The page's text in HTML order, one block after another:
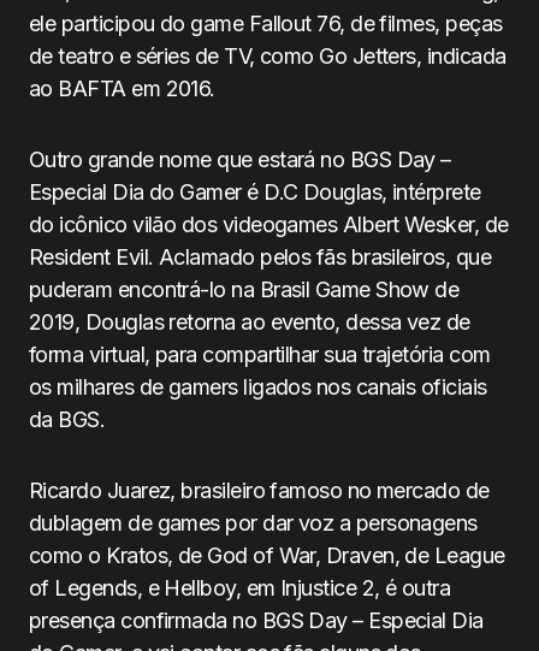
ele participou do game Fallout 76, de filmes, peças
de teatro e séries de TV, como Go Jetters, indicada
ao BAFTA em 2016.
Outro grande nome que estará no BGS Day –
Especial Dia do Gamer é D.C Douglas, intérprete
do icônico vilão dos videogames Albert Wesker, de
Resident Evil. Aclamado pelos fãs brasileiros, que
puderam encontrá-lo na Brasil Game Show de
2019, Douglas retorna ao evento, dessa vez de
forma virtual, para compartilhar sua trajetória com
os milhares de gamers ligados nos canais oficiais
da BGS.
Ricardo Juarez, brasileiro famoso no mercado de
dublagem de games por dar voz a personagens
como o Kratos, de God of War, Draven, de League
of Legends, e Hellboy, em Injustice 2, é outra
presença confirmada no BGS Day – Especial Dia